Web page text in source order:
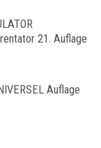
21. Auflage
Auflage